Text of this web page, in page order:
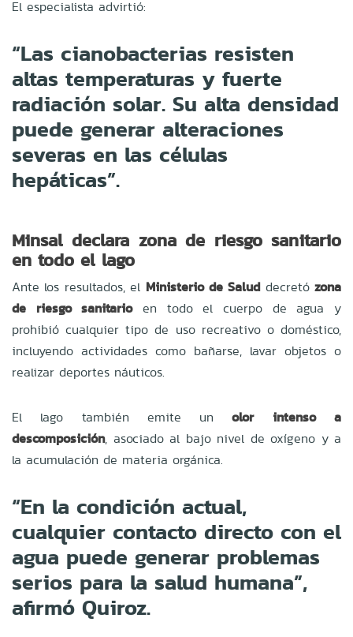
El especialista advirtió:
“Las cianobacterias resisten
altas temperaturas y fuerte
radiación solar. Su alta densidad
puede generar alteraciones
severas en las células
hepáticas”.
Minsal declara zona de riesgo sanitario
en todo el lago
Ante los resultados, el Ministerio de Saluddecretó zona
de riesgo sanitarioen todo el cuerpo de agua y
prohibió cualquier tipo de uso recreativo o doméstico,
incluyendo actividades como bañarse, lavar objetos o
realizar deportes náuticos.
El lago también emite unolor intenso a
descomposición, asociado al bajo nivel de oxígeno y a
la acumulación de materia orgánica.
“En la condición actual,
cualquier contacto directo con el
agua puede generar problemas
serios para la salud humana”,
afirmó Quiroz.